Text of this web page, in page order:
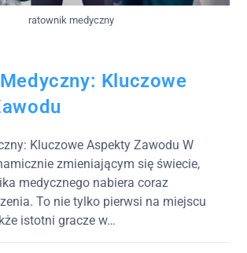
ratownik medyczny
Kluczowe
Kluczowe Aspekty Zawodu W
zmieniającym się świecie,
medycznego nabiera coraz
To nie tylko pierwsi na miejscu
istotni gracze w…